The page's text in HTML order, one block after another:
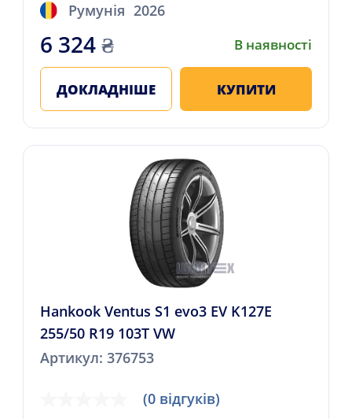
Румунія 2026
6 324₴ В наявності
ДОКЛАДНІШЕ КУПИТИ
Hankook Ventus S1 evo3 EV K127E
255/50 R19 103T VW
Артикул: 376753
(0 відгуків)